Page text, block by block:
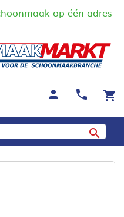
op één adres
shopping_cart
call
person
